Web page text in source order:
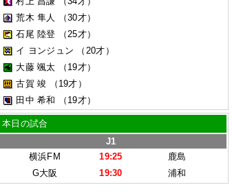
荒木 隼人
（30才）
石尾 陸登
（25才）
イ ヨンジュン
（20才）
大藤 颯太
（19才）
古賀 竣
（19才）
田中 希和
（19才）
本日の試合
J1
横浜FM
19:25
鹿島
G大阪
19:30 浦和